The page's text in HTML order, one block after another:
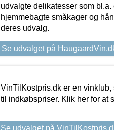
udvalgte delikatesser som
hjemmebagte småkager og
deres udvalg.
Se udvalget på
VinTilKostpris.dk er en
til indkøbspriser. Klik her for at
Se udvalget på